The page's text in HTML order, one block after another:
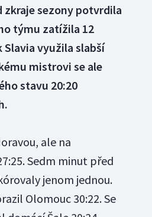
sezony potvrdila
týmu zatížila 12
Slavia využila slabší
mistrovi se ale
stavu 20:20
ale na
Sedm minut před
jenom jednou.
Olomouc 30:22. Se